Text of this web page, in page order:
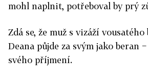
mohl naplnit, potřeboval by prý
Zdá se, že muž s vizáží
Deana půjde za svým jako beran
svého příjmení.